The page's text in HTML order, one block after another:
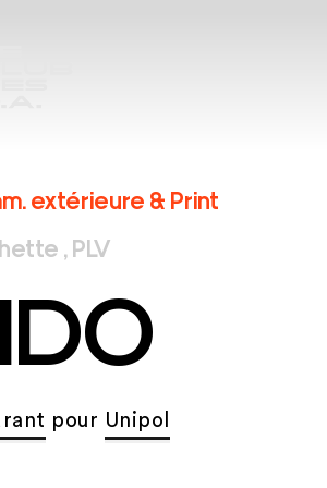
extérieure & Print
, PLV
pour Unipol